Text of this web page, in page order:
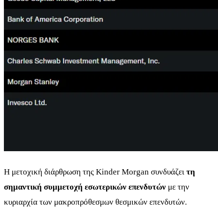
Η μετοχική διάρθρωση της Kinder Morgan συνδυάζει τη
σημαντική συμμετοχή εσωτερικών επενδυτών με την
κυριαρχία των μακροπρόθεσμων θεσμικών επενδυτών.